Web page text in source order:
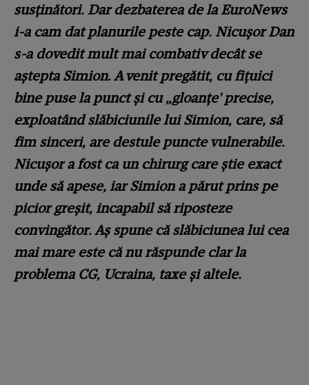
susținători. Dar dezbaterea de la EuroNews
i-a cam dat planurile peste cap. Nicușor Dan
s-a dovedit mult mai combativ decât se
aștepta Simion. A venit pregătit, cu fițuici
bine puse la punct și cu „gloanțe' precise,
exploatând slăbiciunile lui Simion, care, să
fim sinceri, are destule puncte vulnerabile.
Nicușor a fost ca un chirurg care știe exact
unde să apese, iar Simion a părut prins pe
picior greșit, incapabil să riposteze
convingător. Aș spune că slăbiciunea lui cea
mai mare este că nu răspunde clar la
problema CG, Ucraina, taxe și altele.